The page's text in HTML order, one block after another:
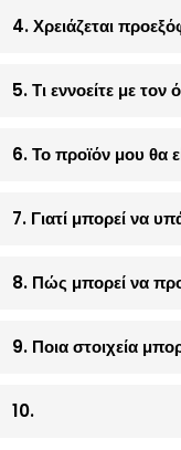
4. Χρειάζεται
5. Τι εννοείτε με
6. Το προϊόν μου θα
7. Γιατί μπορεί να
8. Πώς μπορεί να
9. Ποια στοιχεία
10.